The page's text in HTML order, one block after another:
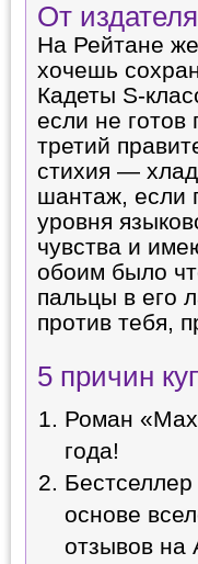
От издателя
На Рейтане
хочешь
Кадеты S-
если не
третий
стихия —
шантаж, если
уровня
чувства и
обоим было
пальцы в его
против тебя,
5 причин
Роман
года!
основе
отзывов на